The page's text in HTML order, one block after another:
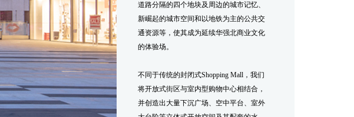
道路分隔的四个地块及周边的城市记忆、
新崛起的城市空间和以地铁为主的公共交
通资源等，使其成为延续华强北商业文化
的体验场。
不同于传统的封闭式Shopping Mall，我们
将开放式街区与室内型购物中心相结合，
并创造出大量下沉广场、空中平台、室外